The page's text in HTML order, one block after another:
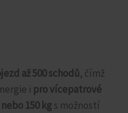
až 500 schodů, čímž
i pro vícepatrové
150 kgs možností